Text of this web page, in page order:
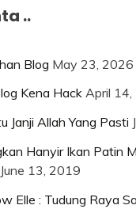
..
Blog May 23, 2026
Kena Hack April
Janji Allah Yang Pasti
Hanyir Ikan Patin
June 13, 2019
Elle : Tudung Raya